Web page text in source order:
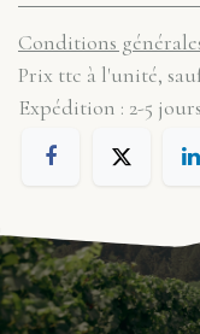
Conditions
Prix ttc à l'unité,
Expédition : 2-5